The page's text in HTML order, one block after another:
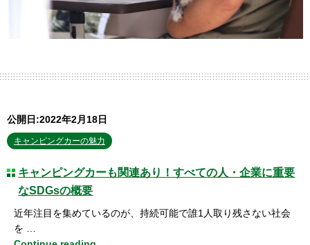
公開日:2022年2月18日
キャンピングカーの魅力
キャンピングカーも関連あり！すべての人・企業に重要
なSDGsの概要
近年注目を集めているのが、持続可能で誰1人取り残さない社会
を …